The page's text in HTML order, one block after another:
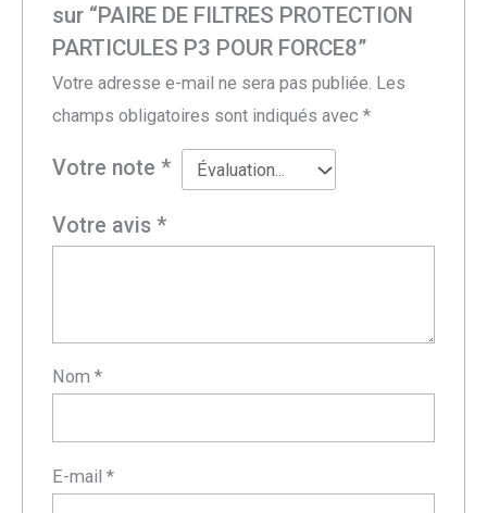
sur “PAIRE DE FILTRES PROTECTION
PARTICULES P3 POUR FORCE8”
Votre adresse e-mail ne sera pas publiée. Les
champs obligatoires sont indiqués avec*
Votre note*
Votre avis*
Nom*
E-mail*